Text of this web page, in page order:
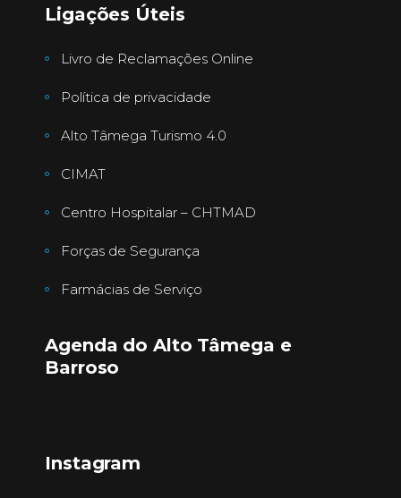
Ligações Úteis
Livro de Reclamações Online
Política de privacidade
Alto Tâmega Turismo 4.0
CIMAT
Centro Hospitalar – CHTMAD
Forças de Segurança
Farmácias de Serviço
Agenda do Alto Tâmega e
Barroso
Instagram